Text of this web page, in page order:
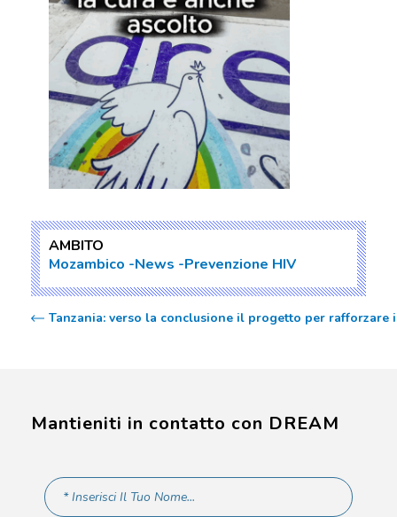
AMBITO
Mozambico News Prevenzione HIV
Tanzania: verso la conclusione il progetto per rafforzare
Mantieniti in contatto con DREAM